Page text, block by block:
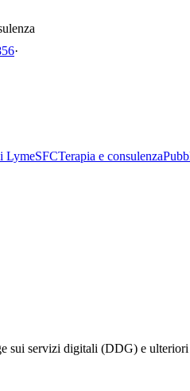
·
LymeSFCTerapia e consulenza
sui servizi digitali (DDG) e